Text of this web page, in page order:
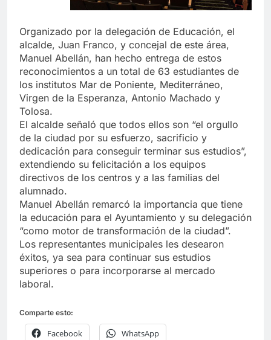
Organizado por la delegación de Educación, el
alcalde, Juan Franco, y concejal de este área,
Manuel Abellán, han hecho entrega de estos
reconocimientos a un total de 63 estudiantes de
los institutos Mar de Poniente, Mediterráneo,
Virgen de la Esperanza, Antonio Machado y
Tolosa.
El alcalde señaló que todos ellos son “el orgullo
de la ciudad por su esfuerzo, sacrificio y
dedicación para conseguir terminar sus estudios”,
extendiendo su felicitación a los equipos
directivos de los centros y a las familias del
alumnado.
Manuel Abellán remarcó la importancia que tiene
la educación para el Ayuntamiento y su delegación
“como motor de transformación de la ciudad”.
Los representantes municipales les desearon
éxitos, ya sea para continuar sus estudios
superiores o para incorporarse al mercado
laboral.
Comparte esto:
Facebook WhatsApp